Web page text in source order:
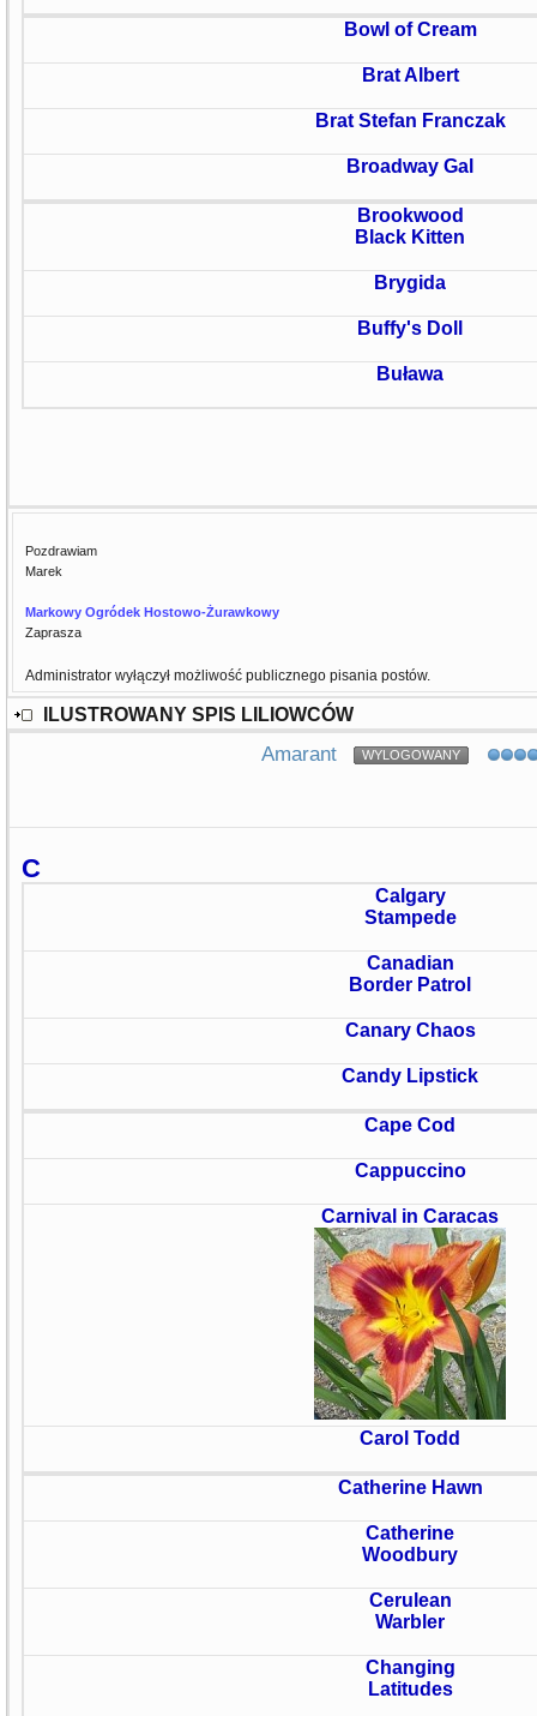
Bowl of Cream
Brat Albert
Brat Stefan Franczak
Broadway Gal
Brookwood
Black Kitten
Brygida
Buffy's Doll
Buława
Pozdrawiam
Marek
Markowy Ogródek Hostowo-Żurawkowy
Zaprasza
Administrator wyłączył możliwość publicznego pisania postów.
ILUSTROWANY SPIS LILIOWCÓW
Amarant WYLOGOWANY
C
Calgary
Stampede
Canadian
Border Patrol
Canary Chaos
Candy Lipstick
Cape Cod
Cappuccino
Carnival in Caracas
Carol Todd
Catherine Hawn
Catherine
Woodbury
Cerulean
Warbler
Changing
Latitudes